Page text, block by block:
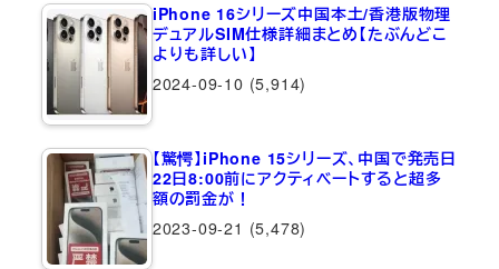
iPhone 16シリーズ中国本土/香港版物理
デュアルSIM仕様詳細まとめ【たぶんどこ
よりも詳しい】
2024-09-10 (5,914)
【驚愕】iPhone 15シリーズ、中国で発売日
22日8:00前にアクティベートすると超多
額の罰金が！
2023-09-21 (5,478)